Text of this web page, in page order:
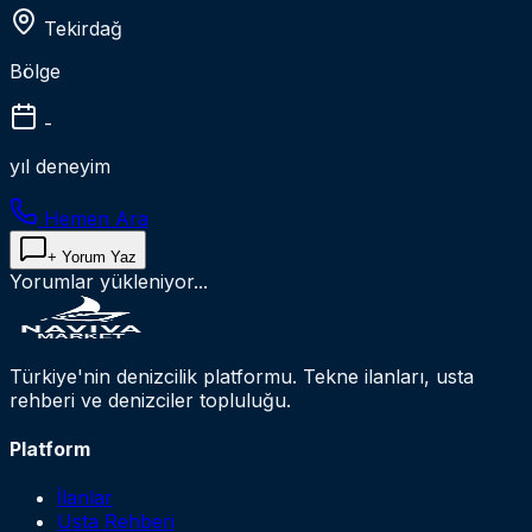
Tekirdağ
Bölge
-
yıl deneyim
Hemen Ara
+ Yorum Yaz
Yorumlar yükleniyor...
Türkiye'nin denizcilik platformu. Tekne ilanları, usta
rehberi ve denizciler topluluğu.
Platform
İlanlar
Usta Rehberi